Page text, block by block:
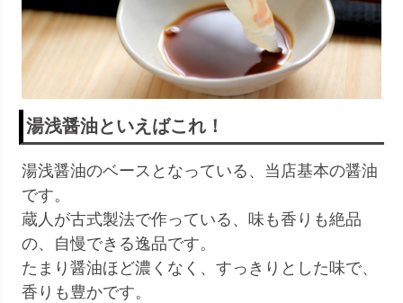
湯浅醤油といえばこれ！
湯浅醤油のベースとなっている、当店基本の醤油
です。
蔵人が古式製法で作っている、味も香りも絶品
の、自慢できる逸品です。
たまり醤油ほど濃くなく、すっきりとした味で、
香りも豊かです。